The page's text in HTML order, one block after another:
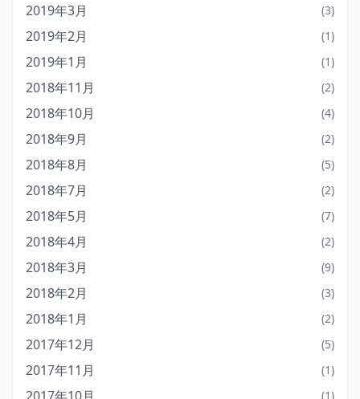
2019年3月 (3)
2019年2月 (1)
2019年1月 (1)
2018年11月 (2)
2018年10月 (4)
2018年9月 (2)
2018年8月 (5)
2018年7月 (2)
2018年5月 (7)
2018年4月 (2)
2018年3月 (9)
2018年2月 (3)
2018年1月 (2)
2017年12月 (5)
2017年11月 (1)
(1)